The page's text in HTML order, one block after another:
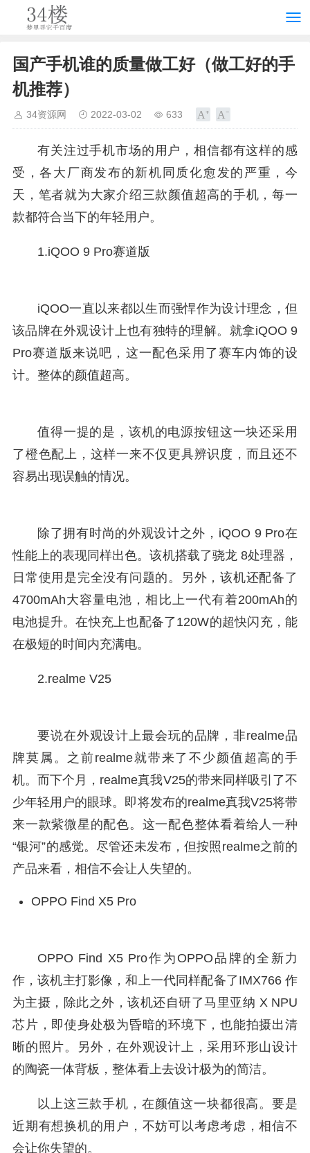
国产手机谁的质量做工好（做工好的手
机推荐）
34资源网 2022-03-02 633
有关注过手机市场的用户，相信都有这样的感
受，各大厂商发布的新机同质化愈发的严重，今
天，笔者就为大家介绍三款颜值超高的手机，每一
款都符合当下的年轻用户。
1.iQOO 9 Pro赛道版
iQOO一直以来都以生而强悍作为设计理念，但
该品牌在外观设计上也有独特的理解。就拿iQOO 9
Pro赛道版来说吧，这一配色采用了赛车内饰的设
计。整体的颜值超高。
值得一提的是，该机的电源按钮这一块还采用
了橙色配上，这样一来不仅更具辨识度，而且还不
容易出现误触的情况。
除了拥有时尚的外观设计之外，iQOO 9 Pro在
性能上的表现同样出色。该机搭载了骁龙 8处理器，
日常使用是完全没有问题的。另外，该机还配备了
4700mAh大容量电池，相比上一代有着200mAh的
电池提升。在快充上也配备了120W的超快闪充，能
在极短的时间内充满电。
2.realme V25
要说在外观设计上最会玩的品牌，非realme品
牌莫属。之前realme就带来了不少颜值超高的手
机。而下个月，realme真我V25的带来同样吸引了不
少年轻用户的眼球。即将发布的realme真我V25将带
来一款紫微星的配色。这一配色整体看着给人一种
“银河”的感觉。尽管还未发布，但按照realme之前的
产品来看，相信不会让人失望的。
OPPO Find X5 Pro
OPPO Find X5 Pro作为OPPO品牌的全新力
作，该机主打影像，和上一代同样配备了IMX766 作
为主摄，除此之外，该机还自研了马里亚纳 X NPU
芯片，即使身处极为昏暗的环境下，也能拍摄出清
晰的照片。另外，在外观设计上，采用环形山设计
的陶瓷一体背板，整体看上去设计极为的简洁。
以上这三款手机，在颜值这一块都很高。要是
近期有想换机的用户，不妨可以考虑考虑，相信不
会让你失望的。